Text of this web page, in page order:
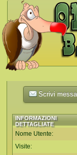
`
Scrivi
INFORMAZIONI
DETTAGLIATE
Nome Utente:
Visite: